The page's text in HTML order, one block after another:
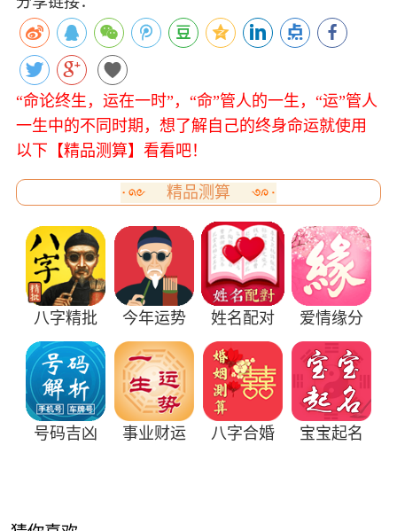
“命论终生，运在一时”，“命”管人的一生，“运”管人
一生中的不同时期，想了解自己的终身命运就使用
以下【精品测算】看看吧！
精品测算
八字精批 今年运势 姓名配对 爱情缘分
号码吉凶 事业财运 八字合婚 宝宝起名